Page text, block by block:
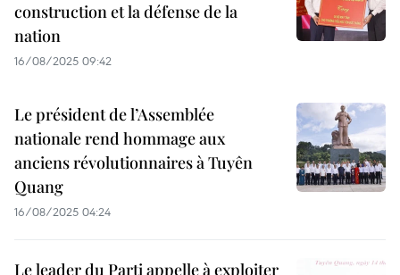
construction et la défense de la
nation
16/08/2025 09:42
Le président de l’Assemblée
nationale rend hommage aux
anciens révolutionnaires à Tuyên
Quang
16/08/2025 04:24
Le leader du Parti appelle à exploiter